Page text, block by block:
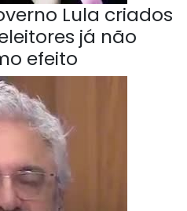
Lula criados
já não
efeito